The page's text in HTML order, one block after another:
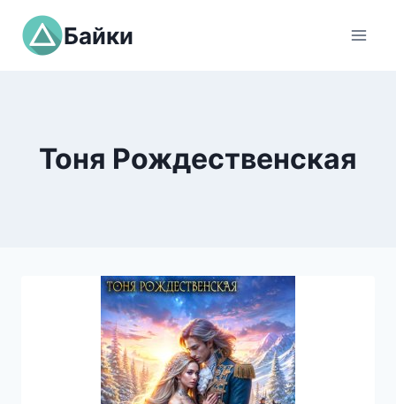
Перейти
содержимому
Байки
Тоня Рождественская